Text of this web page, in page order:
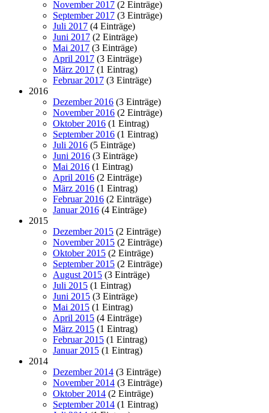
November 2017 (2 Einträge)
September 2017 (3 Einträge)
Juli 2017 (4 Einträge)
Juni 2017 (2 Einträge)
Mai 2017 (3 Einträge)
April 2017 (3 Einträge)
März 2017 (1 Eintrag)
Februar 2017 (3 Einträge)
2016
Dezember 2016 (3 Einträge)
November 2016 (2 Einträge)
Oktober 2016 (1 Eintrag)
September 2016 (1 Eintrag)
Juli 2016 (5 Einträge)
Juni 2016 (3 Einträge)
Mai 2016 (1 Eintrag)
April 2016 (2 Einträge)
März 2016 (1 Eintrag)
Februar 2016 (2 Einträge)
Januar 2016 (4 Einträge)
2015
Dezember 2015 (2 Einträge)
November 2015 (2 Einträge)
Oktober 2015 (2 Einträge)
September 2015 (2 Einträge)
August 2015 (3 Einträge)
Juli 2015 (1 Eintrag)
Juni 2015 (3 Einträge)
Mai 2015 (1 Eintrag)
April 2015 (4 Einträge)
März 2015 (1 Eintrag)
Februar 2015 (1 Eintrag)
Januar 2015 (1 Eintrag)
2014
Dezember 2014 (3 Einträge)
November 2014 (3 Einträge)
Oktober 2014 (2 Einträge)
September 2014 (1 Eintrag)